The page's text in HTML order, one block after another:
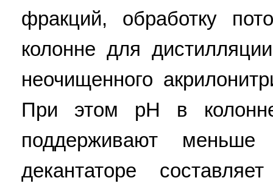
фракций, обработку
колонне для
неочищенного
При этом pH в
поддерживают
декантаторе